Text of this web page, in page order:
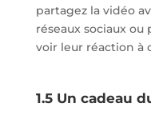
partagez la vidéo
réseaux sociaux ou
voir leur réaction à
1.5 Un cadeau